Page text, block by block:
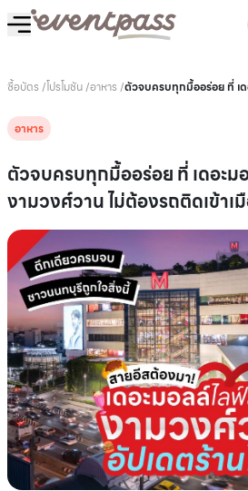
ซื้อบัตร /โปรโมชัน/อาหาร /ตัวจบครบทุกมื้ออร่อย ที่ เ
อาหาร
ตัวจบครบทุกมื้ออร่อย ที่ เดอะม
งามวงศ์วาน ไม่ต้องรถติดเข้าเ